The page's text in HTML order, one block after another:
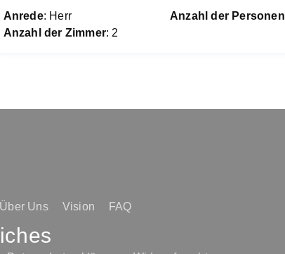
Anrede: Herr Anzahl der Personen
Anzahl der Zimmer: 2
Über Uns Vision FAQ